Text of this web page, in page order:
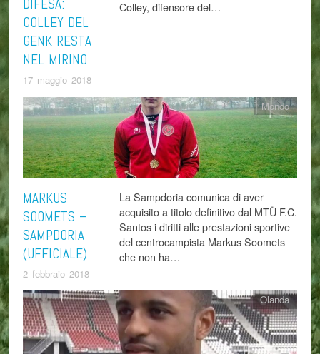
DIFESA:
COLLEY DEL
GENK RESTA
NEL MIRINO
17 maggio 2018
Colley, difensore del…
MARKUS
SOOMETS –
SAMPDORIA
(UFFICIALE)
2 febbraio 2018
Mondo
La Sampdoria comunica di aver
acquisito a titolo definitivo dal MTÜ F.C.
Santos i diritti alle prestazioni sportive
del centrocampista Markus Soomets
che non ha…
Olanda